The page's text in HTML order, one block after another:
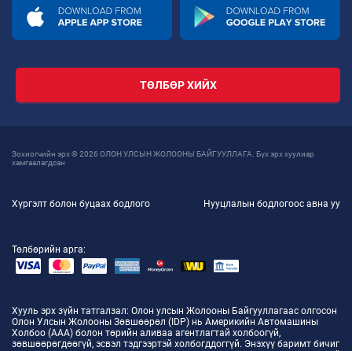
ТӨЛБӨР ХИЙХ
Зохиогчийн эрх © 2026 ОЛОН УЛСЫН ЖОЛООНЫ БАЙГУУЛЛАГА. Бүх эрх хуулиар
хамгаалагдсан
Хүргэлт болон буцаах бодлого Нууцлалын бодлогоос авна уу
Төлбөрийн арга:
Хууль эрх зүйн татгалзал: Олон улсын Жолооны Байгууллагаас олгосон
Олон Улсын Жолооны Зөвшөөрөл (IDP) нь Америкийн Автомашины
Холбоо (AAA) болон төрийн аливаа агентлагтай холбоогүй,
зөвшөөрөгдөөгүй, эсвэл тэдгээртэй холбогддоггүй. Энэхүү баримт бичиг